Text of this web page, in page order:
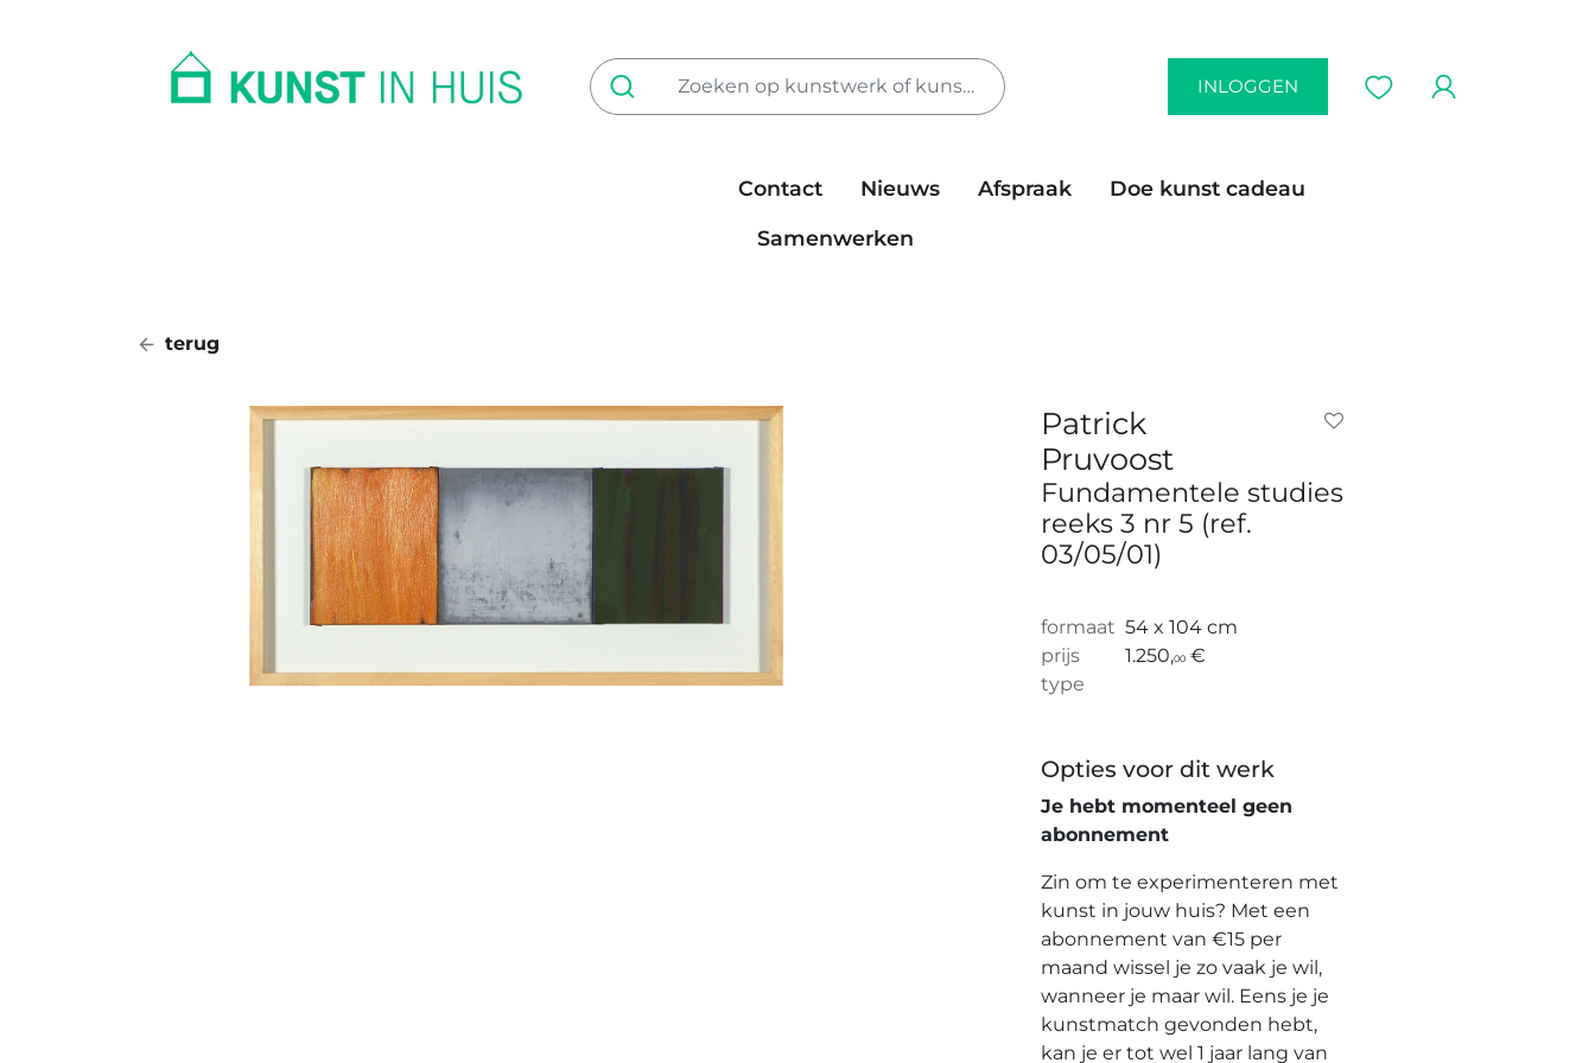
INLOGGEN
Contact Nieuws Afspraak
Doe kunst cadeau
Samenwerken
terug
Patrick
Pruvoost
Fundamentele studies
reeks 3 nr 5 (ref.
03/05/01)
formaat 54 x 104 cm
prijs
1.250,00 €
type
Opties voor dit werk
Je hebt momenteel geen
abonnement
Zin om te experimenteren met
kunst in jouw huis? Met een
abonnement van €15 per
maand wissel je zo vaak je wil,
wanneer je maar wil. Eens je je
kunstmatch gevonden hebt,
kan je er tot wel 1 jaar lang van